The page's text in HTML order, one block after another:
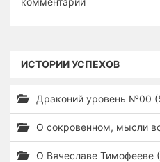
ИСТОРИИ УСПЕХОВ
Драконий уровень №00
О сокровенном, мысли
О Вячеславе Тимофееве